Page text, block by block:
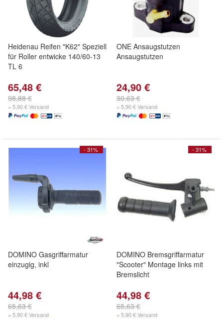
Heidenau Reifen "K62" Speziell
für Roller entwicke 140/60-13
TL 6
65,48 €
98,88 €
+ 5,90 € Versand
ONE Ansaugstutzen
Ansaugstutzen
24,90 €
30,63 €
+ 5,90 € Versand
- 31%
DOMINO Gasgriffarmatur
einzugig, inkl
44,98 €
65,63 €
+ 5,90 € Versand
- 31%
DOMINO Bremsgriffarmatur
"Scooter" Montage links mit
Bremslicht
44,98 €
65,63 €
+ 5,90 € Versand